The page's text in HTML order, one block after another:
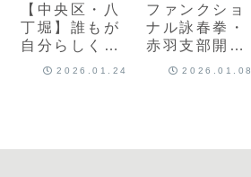
【中央区・八
丁堀】誰もが
自分らしく、
安全に。多様
2026.01.24
ファンクショ
ナル詠春拳・
赤羽支部開設
のお知らせ
2026.01.08